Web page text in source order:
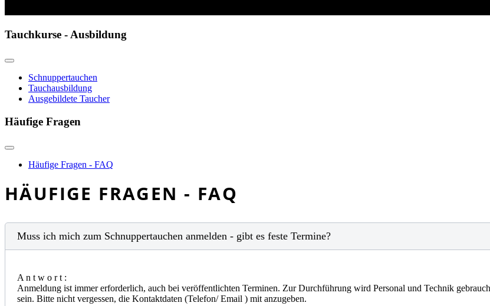
Tauchkurse - Ausbildung
Schnuppertauchen
Tauchausbildung
Ausgebildete Taucher
Häufige Fragen
Häufige Fragen - FAQ
HÄUFIGE FRAGEN - FAQ
Muss ich mich zum Schnuppertauchen anmelden - gibt es feste Termine?
A n t w o r t :
Anmeldung ist immer erforderlich, auch bei veröffentlichten Terminen. Zur Durchführung wird Personal und Technik
sein. Bitte nicht vergessen, die Kontaktdaten (Telefon/ Email ) mit anzugeben.